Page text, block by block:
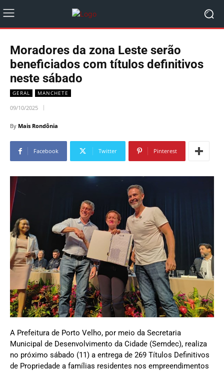
Moradores da zona Leste serão
beneficiados com títulos definitivos
neste sábado
GERAL MANCHETE
09/10/2025
By Mais Rondônia
Facebook Twitter Pinterest
A Prefeitura de Porto Velho, por meio da Secretaria
Municipal de Desenvolvimento da Cidade (Semdec), realiza
no próximo sábado (11) a entrega de 269 Títulos Definitivos
de Propriedade a famílias residentes nos empreendimentos